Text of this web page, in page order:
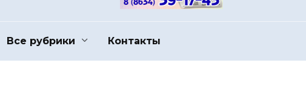
Все рубрики Контакты